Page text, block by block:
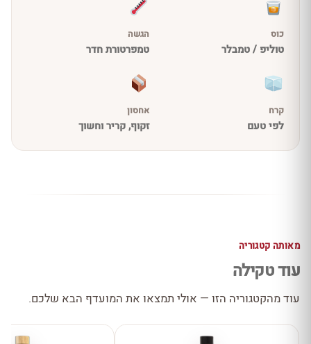
כוס
טוליפ / טמבלר
הגשה
טמפרטורת חדר
קרח
לפי טעם
אחסון
זקוף, קריר וחשוך
מאותה קטגוריה
עוד טקילה
עוד מהקטגוריה הזו — אולי תמצאו את המועדף הבא שלכם.